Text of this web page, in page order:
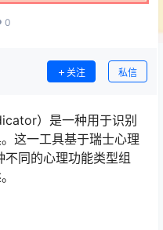
0
关注 私信
）是一种用于识别
这一工具基于瑞士心理
不同的心理功能类型组